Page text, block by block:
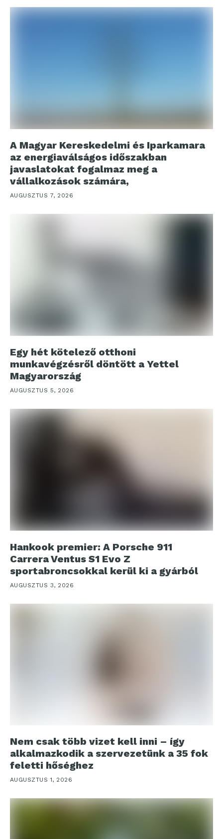
A Magyar Kereskedelmi és Iparkamara
az energiaválságos időszakban
javaslatokat fogalmaz meg a
vállalkozások számára,
AUGUSZTUS 7, 2026
Egy hét kötelező otthoni
munkavégzésről döntött a Yettel
Magyarország
AUGUSZTUS 5, 2026
Hankook premier: A Porsche 911
Carrera Ventus S1 Evo Z
sportabroncsokkal kerül ki a gyárból
AUGUSZTUS 3, 2026
Nem csak több vizet kell inni – így
alkalmazkodik a szervezetünk a 35 fok
feletti hőséghez
AUGUSZTUS 1, 2026